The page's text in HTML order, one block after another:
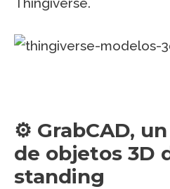
⚙️ GrabCAD,
de objetos 3D
standing